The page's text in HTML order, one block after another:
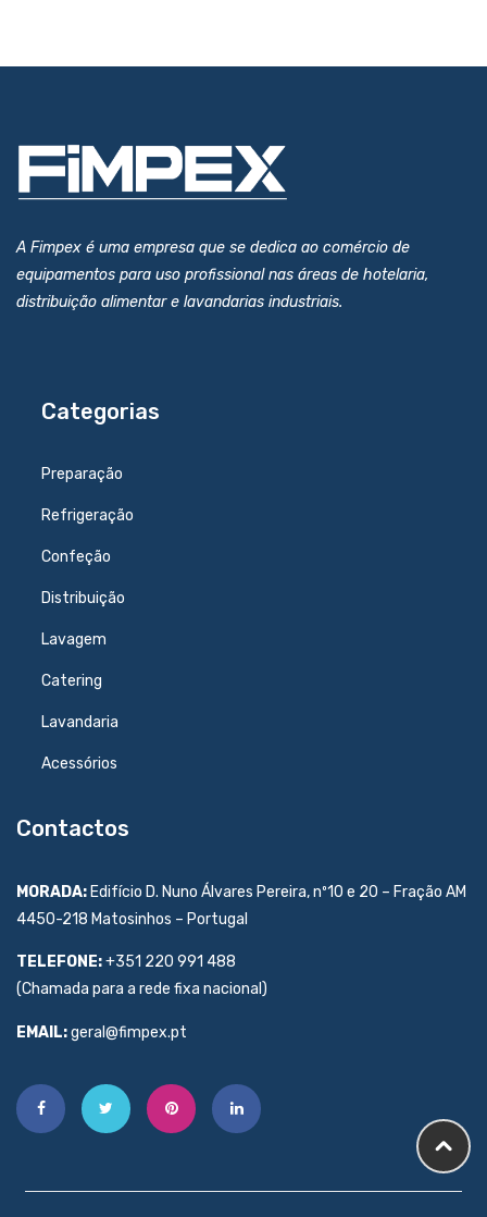
A Fimpex é uma empresa que se dedica ao comércio de
equipamentos para uso profissional nas áreas de hotelaria,
distribuição alimentar e lavandarias industriais.
Categorias
Preparação
Refrigeração
Confeção
Distribuição
Lavagem
Catering
Lavandaria
Acessórios
Contactos
MORADA: Edifício D. Nuno Álvares Pereira, nº10 e 20 – Fração AM
4450-218 Matosinhos – Portugal
TELEFONE:+351 220 991 488
(Chamada para a rede fixa nacional)
EMAIL:geral@fimpex.pt